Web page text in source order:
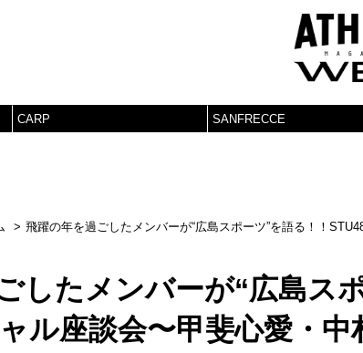
CARP SANFRECCE
飛躍の年を過ごしたメンバーが“広島スポーツ”を語る！！
したメンバーが“広島ス
ル座談会〜甲斐心愛・中